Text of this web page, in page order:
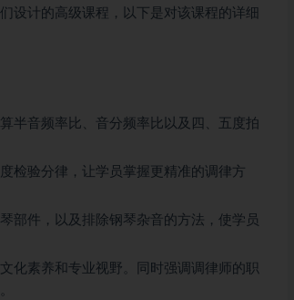
设计的高级课程，以下是对该课程的详细
半音频率比、音分频率比以及四、五度拍
检验分律，让学员掌握更精准的调律方
部件，以及排除钢琴杂音的方法，使学员
化素养和专业视野。同时强调调律师的职